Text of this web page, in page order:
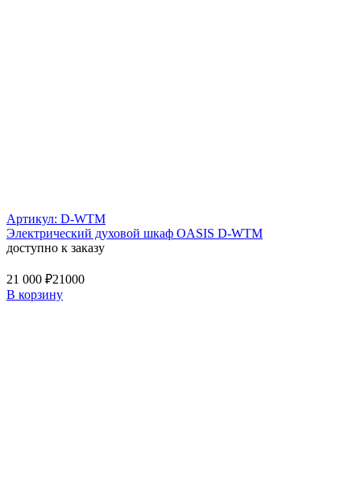
Артикул: D-WTM
Электрический духовой шкаф OASIS D-WTM
доступно к заказу
21 000 ₽21000
В корзину